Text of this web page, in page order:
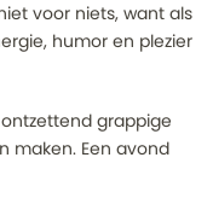
voor niets, want als
humor en plezier
grappige
maken. Een avond